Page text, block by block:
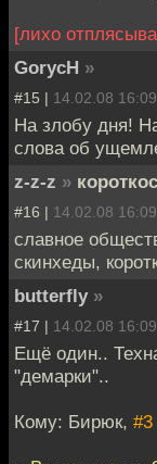
[лихо
GorycH »
#15 | 14.02.08 16:09
На злобу дня!
слова об
z-z-z »
#16 | 14.02.08 16:09
славное
скинхеды,
butterfly »
#17 | 14.02.08 16:09
Ещё один..
"демарки"..
Кому: Бирюк, #3